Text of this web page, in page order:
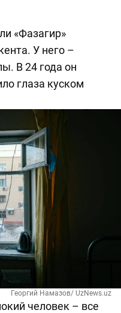
«Фазагир»
У него –
В 24 года он
глаза куском
Георгий Намазов/ UzNews.uz
человек – все